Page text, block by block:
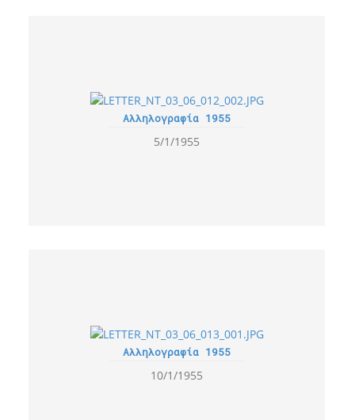
Αλληλογραφία 1955
5/1/1955
Αλληλογραφία 1955
10/1/1955